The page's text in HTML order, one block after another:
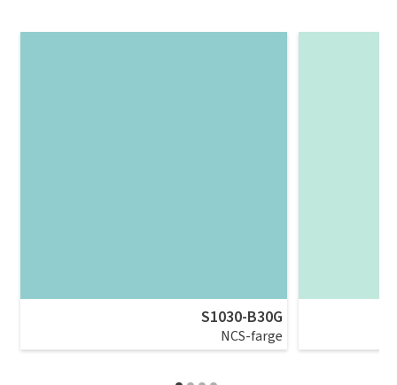
S1030-B30G
NCS-farge